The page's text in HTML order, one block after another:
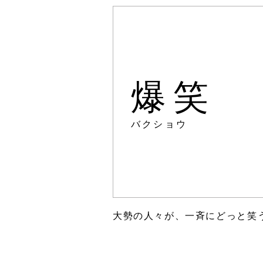
爆笑
バクショウ
大勢の人々が、一斉にどっと笑